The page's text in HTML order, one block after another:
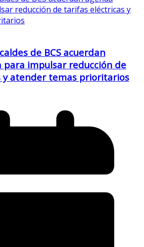
de BCS acuerdan
para impulsar reducción de
y atender temas prioritarios